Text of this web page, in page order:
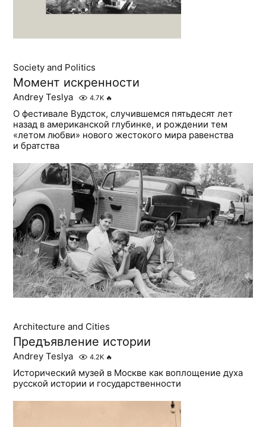
Society and Politics
Момент искренности
Andrey Teslya 4.7K 🔥
О фестивале Вудсток, случившемся пятьдесят лет
назад в американской глубинке, и рождении тем
«летом любви» нового жестокого мира равенства
и братства
Architecture and Cities
Предъявление истории
Andrey Teslya 4.2K 🔥
Исторический музей в Москве как воплощение духа
русской истории и государственности